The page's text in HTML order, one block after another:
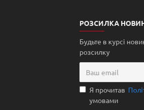
РОЗСИЛКА
Будьте в курсі
розсилку
Я прочитав
умовами